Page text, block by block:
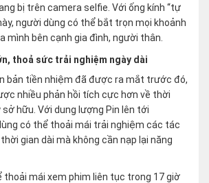
bị trên camera selfie. Với ống kính “tự
người dùng có thể bắt trọn mọi khoảnh
mình bên cạnh gia đình, người thân.
thoả sức trải nghiệm ngày dài
bản tiền nhiệm đã được ra mắt trước đó,
nhiều phản hồi tích cực hơn về thời
sở hữu. Với dung lượng Pin lên tới
có thể thoải mái trải nghiệm các tác
gian dài mà không cần nạp lại năng
thoải mái xem phim liên tục trong 17 giờ